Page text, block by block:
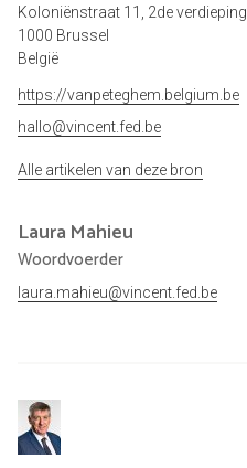
Koloniënstraat 11, 2de verdieping
1000 Brussel
België
https://vanpeteghem.belgium.be
hallo@vincent.fed.be
Alle artikelen van deze bron
Laura Mahieu
Woordvoerder
laura.mahieu@vincent.fed.be